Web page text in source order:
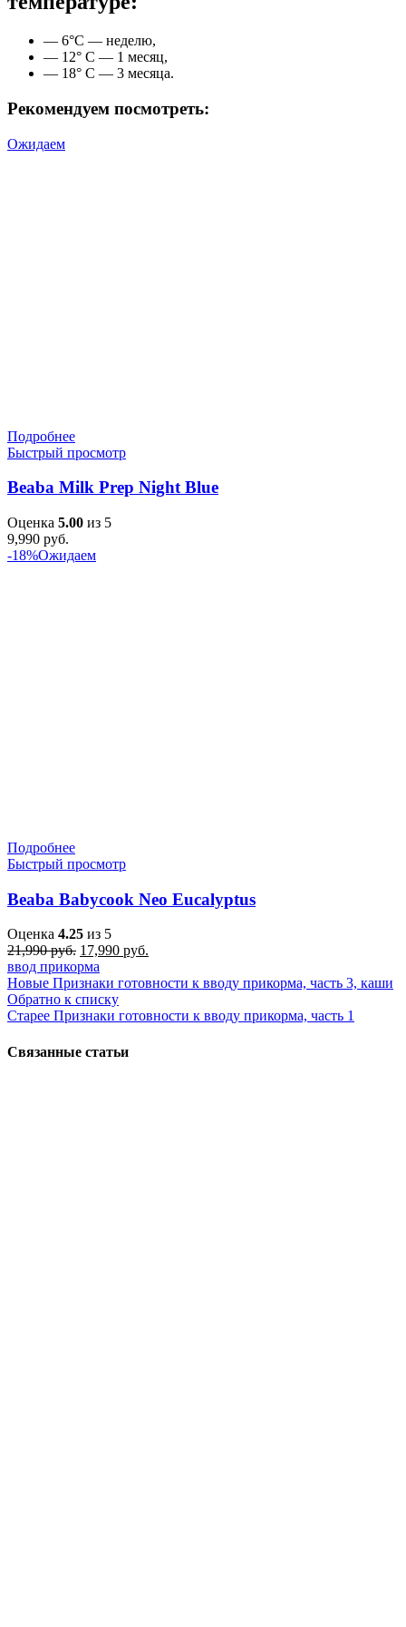
— 6°С — неделю,
— 12° С — 1 месяц,
— 18° С — 3 месяца.
Рекомендуем посмотреть:
Ожидаем
Подробнее
Быстрый просмотр
Beaba Milk Prep Night Blue
Оценка 5.00 из 5
9,990 руб.
-18%Ожидаем
Подробнее
Быстрый просмотр
Beaba Babycook Neo Eucalyptus
Оценка 4.25 из 5
21,990руб. Первоначальная
цена
составляла
21,990 руб..
17,990 руб.
17,990 руб..
ввод прикорма
Новые Признаки готовности к вводу прикорма, часть 3, каши
Обратно к списку
Старее Признаки готовности к вводу прикорма, часть 1
Связанные статьи